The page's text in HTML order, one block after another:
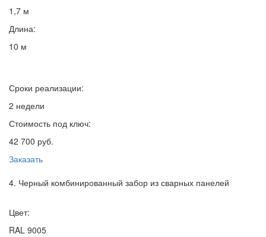
1,7 м
Длина:
10 м
Сроки реализации:
2 недели
Стоимость под ключ:
42 700 руб.
Заказать
4. Черный комбинированный забор из сварных панелей
Цвет:
RAL 9005